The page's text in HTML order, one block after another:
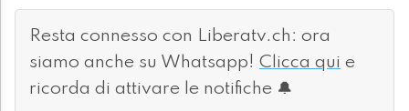
Resta connesso con Liberatv.ch: ora
siamo anche su Whatsapp! Clicca qui e
ricorda di attivare le notifiche 🔔